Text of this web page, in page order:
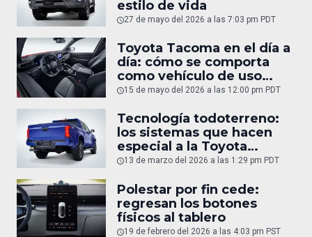
estilo de vida
27 de mayo del 2026 a las 7:03 pm PDT
Toyota Tacoma en el día a
día: cómo se comporta
como vehículo de uso
diario
15 de mayo del 2026 a las 12:00 pm PDT
Tecnología todoterreno:
los sistemas que hacen
especial a la Toyota
Tacoma
13 de marzo del 2026 a las 1:29 pm PDT
Polestar por fin cede:
regresan los botones
físicos al tablero
19 de febrero del 2026 a las 4:03 pm PST